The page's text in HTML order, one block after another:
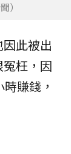
）
此被出
枉，因
賺錢，